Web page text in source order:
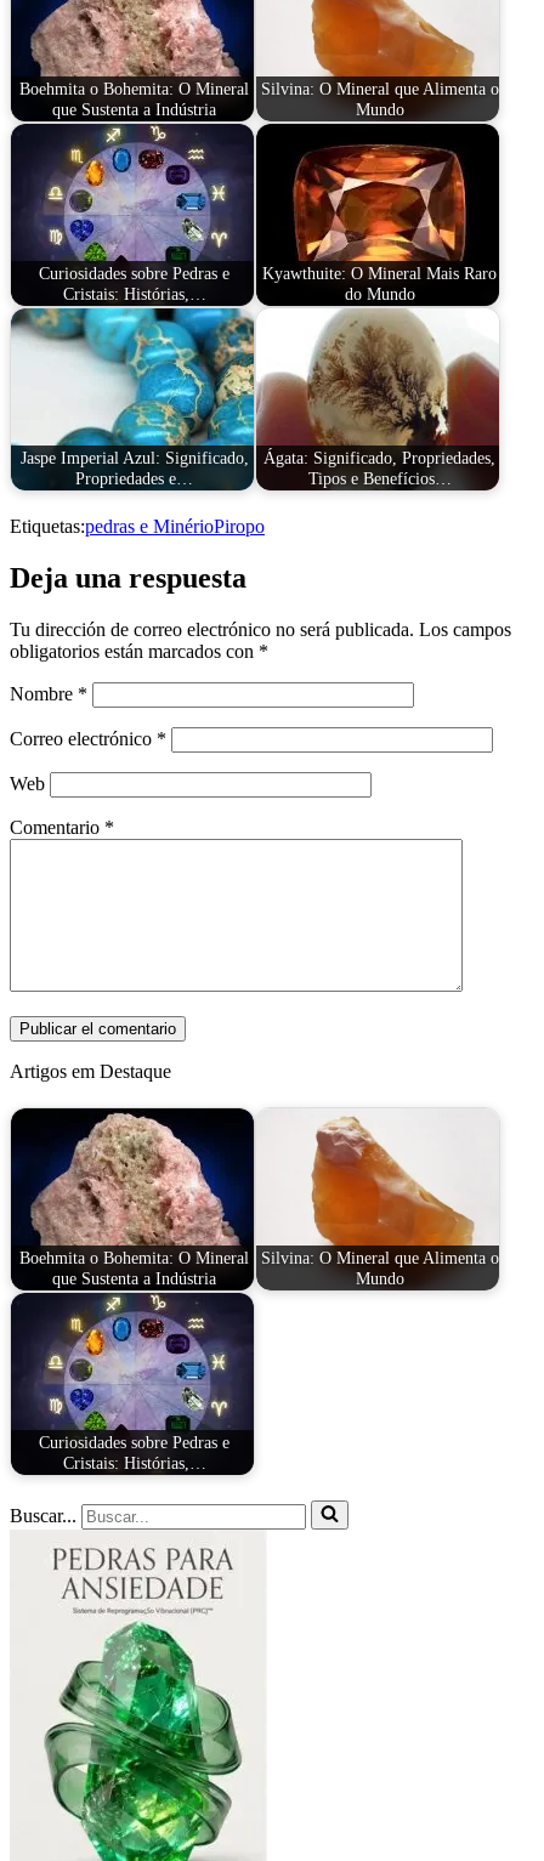
Boehmita o Bohemita: O Mineral
que Sustenta a Indústria
Silvina: O Mineral que Alimenta o
Mundo
Curiosidades sobre Pedras e
Cristais: Histórias,…
Kyawthuite: O Mineral Mais Raro
do Mundo
Jaspe Imperial Azul: Significado,
Propriedades e…
Ágata: Significado, Propriedades,
Tipos e Benefícios…
Etiquetas:pedras e MinérioPiropo
Deja una respuesta
Tu dirección de correo electrónico no será publicada. Los campos
obligatorios están marcados con *
Nombre *
Correo electrónico *
Web
Comentario *
Artigos em Destaque
Boehmita o Bohemita: O Mineral
que Sustenta a Indústria
Silvina: O Mineral que Alimenta o
Mundo
Curiosidades sobre Pedras e
Cristais: Histórias,…
Buscar...